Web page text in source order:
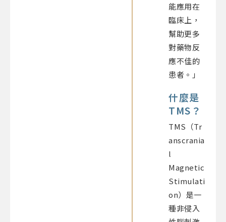
能應用在
臨床上，
幫助更多
對藥物反
應不佳的
患者。」
什麼是
TMS？
TMS（Tr
anscrania
l
Magnetic
Stimulati
on）是一
種非侵入